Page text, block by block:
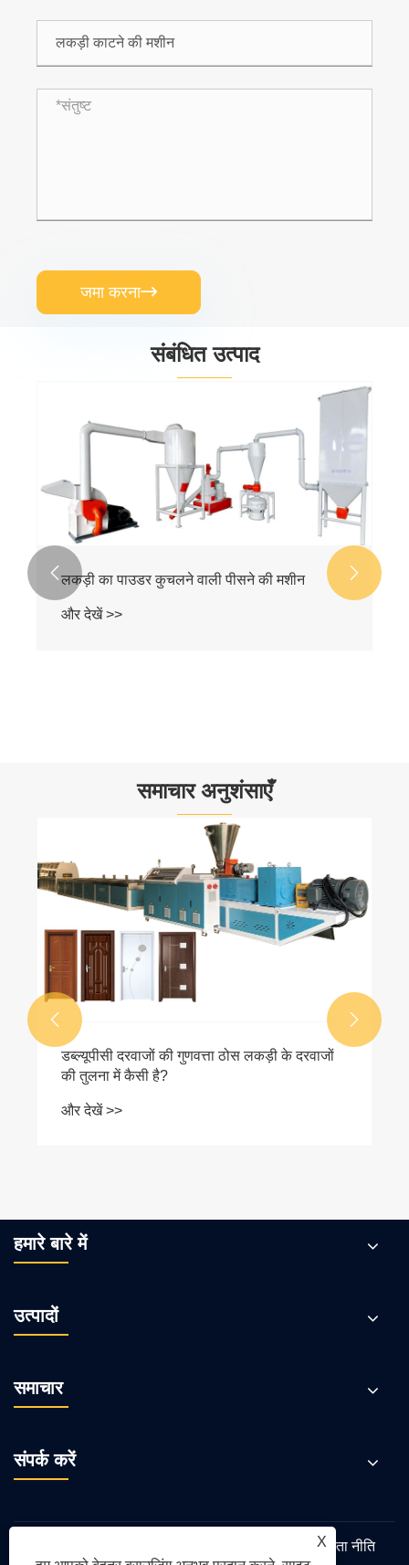
जमा करना
संबंधित उत्पाद
लकड़ी प्लास्टिक मशीन 50-70% लकड़ी पाउडर का
और देखें >>
 
समाचार अनुशंसाएँ
फोर-कैविटी प्लास्टिक प्रोफ़ाइल एक्सट्रूज़न लाइन की
असंतुलित एक्सट्रूज़न गति को हल करने के लिए
तकनीकी समाधान
और देखें >>
 
हमारे बारे में
उत्पादों
समाचार
संपर्क करें
गोपनीयता नीति
X